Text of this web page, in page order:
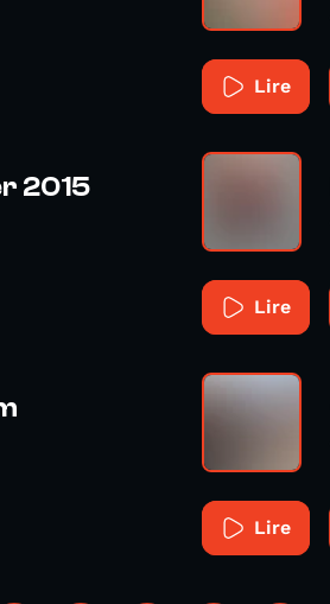
Lire
2015
Lire
Lire